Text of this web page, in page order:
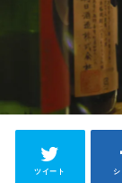
ツイート